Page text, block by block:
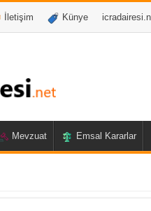
İletişim Künye
Mevzuat Emsal Kararlar